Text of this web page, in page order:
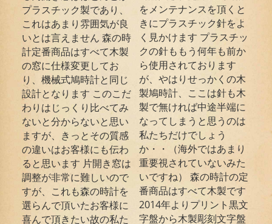
プラスチック製であり、
これはあまり雰囲気が良
いとは言えません 森の時
計定番商品はすべて木製
の窓に仕様変更してお
り、機械式鳩時計と同じ
設計となります このこだ
わりはじっくり比べてみ
ないと分からないと思い
ますが、きっとその質感
の違いはお客様にも伝わ
ると思います 片開き窓は
調整が非常に難しいので
すが、これも森の時計を
選らんで頂いたお客様に
喜んで頂きたい故の私た
をメンテナンスを頂くと
きにプラスチック針をよ
く見かけます プラスチッ
クの針ももう何年も前か
ら使用されております
が、やはりせっかくの木
製鳩時計、ここは針も木
製で無ければ中途半端に
なってしまうと思うのは
私たちだけでしょう
か・・（海外ではあまり
重要視されていないみた
いですね） 森の時計の定
番商品はすべて木製です
2014年よりプリント黒文
字盤から木製彫刻文字盤